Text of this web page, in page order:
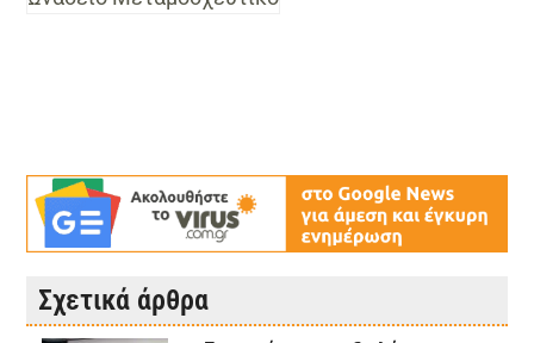
Σχετικά άρθρα